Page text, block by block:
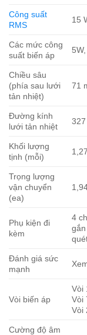
Công suất
RMS
15
Các mức công
suất biến áp
Chiều sâu
(phía sau lưới
tản nhiệt)
71
Đường kính
lưới tản nhiệt
Khối lượng
tịnh (mỗi)
Trọng lượng
vận chuyển
(ea)
Phụ kiện đi
kèm
4
Đánh giá sức
mạnh
Vòi biến áp
Vòi
Vòi
Vòi
Cường độ âm